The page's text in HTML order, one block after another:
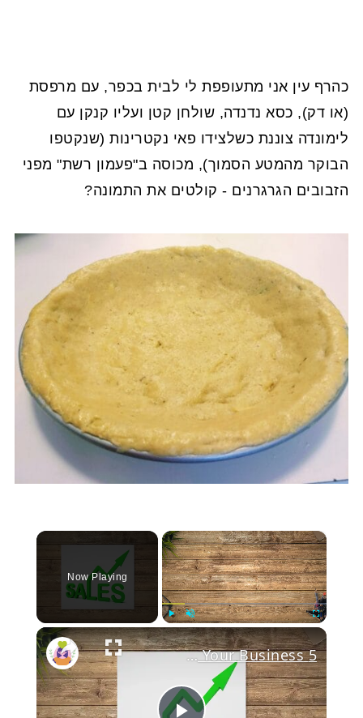
כהרף עין אני מתעופפת לי לבית בכפר, עם מרפסת
(או דק), כסא נדנדה, שולחן קטן ועליו קנקן עם
לימונדה צוננת כשלצידו פאי נקטרינות (שנקטפו
הבוקר מהמטע הסמוך), מכוסה ב"פעמון רשת" מפני
הזבובים הגרגרנים - קולטים את התמונה?
×
Play Unmute
Now Playing
5 Sales Books You Need to Read to Help Your Business